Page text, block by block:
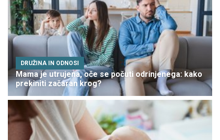
DRUŽINA IN ODNOSI
Mama je utrujena, oče se počuti odrinjenega: kako
prekiniti začaran krog?